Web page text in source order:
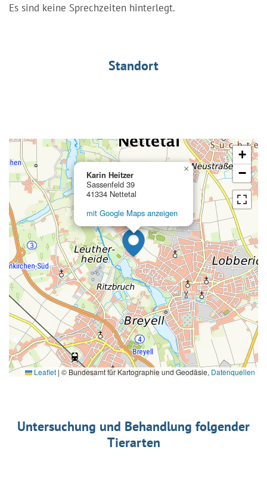
Es sind keine Sprechzeiten hinterlegt.
Standort
Karin Heitzer
Sassenfeld 39
41334 Nettetal
mit Google Maps anzeigen
×
+
−
Leaflet | © Bundesamt für Kartographie und Geodäsie, Datenquellen
Untersuchung und Behandlung folgender
Tierarten